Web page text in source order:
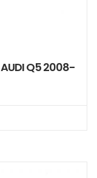
Q5 2008-